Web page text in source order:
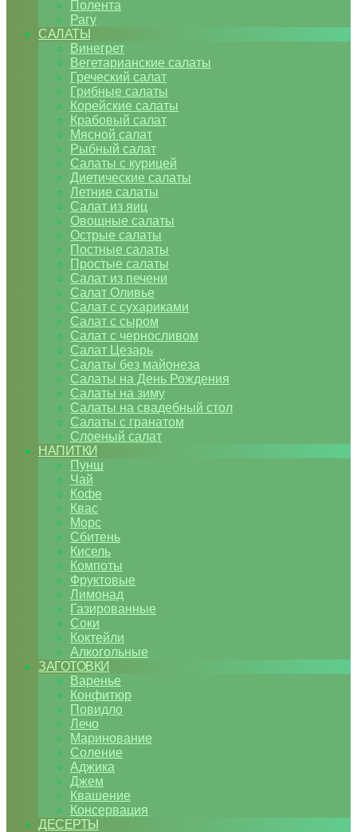
Полента
Рагу
САЛАТЫ
Винегрет
Вегетарианские салаты
Греческий салат
Грибные салаты
Корейские салаты
Крабовый салат
Мясной салат
Рыбный салат
Салаты с курицей
Диетические салаты
Летние салаты
Салат из яиц
Овощные салаты
Острые салаты
Постные салаты
Простые салаты
Салат из печени
Салат Оливье
Салат с сухариками
Салат с сыром
Салат с черносливом
Салат Цезарь
Салаты без майонеза
Салаты на День Рождения
Салаты на зиму
Салаты на свадебный стол
Салаты с гранатом
Слоеный салат
НАПИТКИ
Пунш
Чай
Кофе
Квас
Морс
Сбитень
Кисель
Компоты
Фруктовые
Лимонад
Газированные
Соки
Коктейли
Алкогольные
ЗАГОТОВКИ
Варенье
Конфитюр
Повидло
Лечо
Маринование
Соление
Аджика
Джем
Квашение
Консервация
ДЕСЕРТЫ